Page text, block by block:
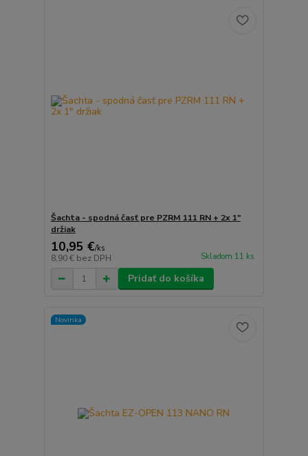
Šachta - spodná časť pre PZRM 111 RN + 2x 1"
držiak
10,95 €/ks
8,90 € bez DPH Skladom 11 ks
Pridať do košíka
Novinka